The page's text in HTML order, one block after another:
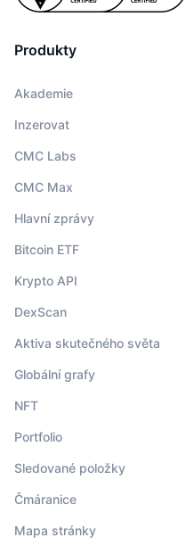
Produkty
Akademie
Inzerovat
CMC Labs
CMC Max
Hlavní zprávy
Bitcoin ETF
Krypto API
DexScan
Aktiva skutečného světa
Globální grafy
NFT
Portfolio
Sledované položky
Čmáranice
Mapa stránky